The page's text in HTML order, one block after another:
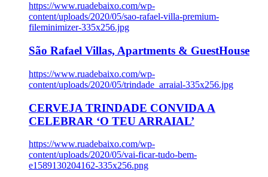
https://www.ruadebaixo.com/wp-
content/uploads/2020/05/sao-rafael-villa-premium-
fileminimizer-335x256.jpg
São Rafael Villas, Apartments & GuestHouse
https://www.ruadebaixo.com/wp-
content/uploads/2020/05/trindade_arraial-335x256.jpg
CERVEJA TRINDADE CONVIDA A
CELEBRAR ‘O TEU ARRAIAL’
https://www.ruadebaixo.com/wp-
content/uploads/2020/05/vai-ficar-tudo-bem-
e1589130204162-335x256.png